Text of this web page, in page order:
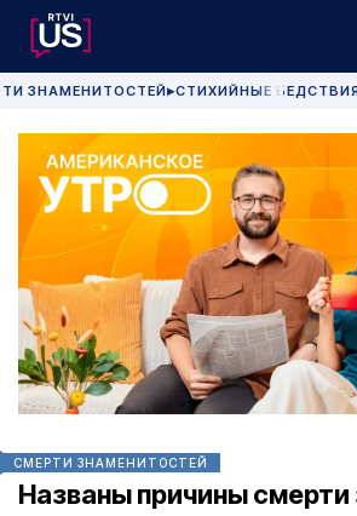
ЗНАМЕНИТОСТЕЙ▶СТИХИЙНЫЕ
СМЕРТИ ЗНАМЕНИТОСТЕЙ
Названы причины